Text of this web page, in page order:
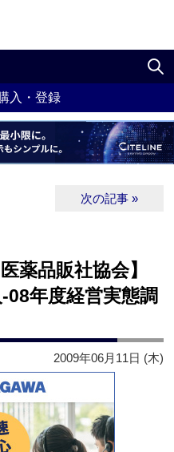
入・登録
次の記事 »
薬品販社協会】
年度経営実態調
2009年06月11日 (木)